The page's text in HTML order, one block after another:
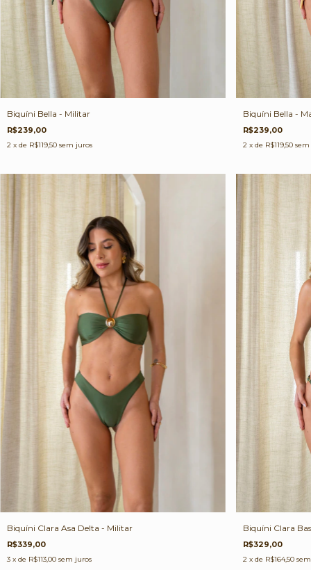
Biquíni Bella - Militar
R$239,00
2 x de R$119,50 sem juros
Biquíni Bella -
R$239,00
2 x de R$119,50 sem
Biquíni Clara Asa Delta - Militar
R$339,00
3 x de R$113,00 sem juros
Biquíni Clara
R$329,00
2 x de R$164,50